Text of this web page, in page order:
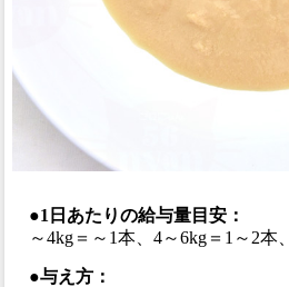
●1日あたりの給与量目安：
～4kg＝～1本、4～6kg＝1～2本
●与え方：